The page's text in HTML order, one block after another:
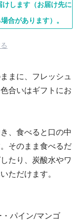
します（お届け先に
合があります）。
まに、フレッシュ
合いはギフトにお
、食べると口の中
そのまま食べるだ
たり、炭酸水やワ
ただけます。
パイン/マンゴ